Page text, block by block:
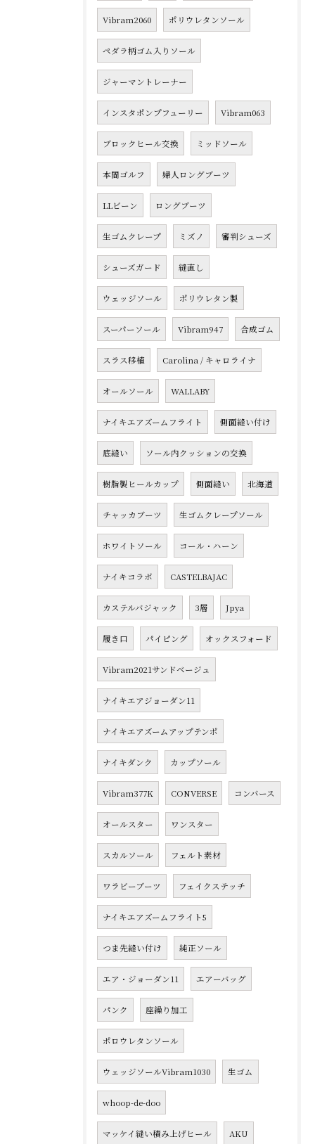
Vibram2060 ポリウレタンソール
ペダラ柄ゴム入りソール
ジャーマントレーナー
インスタポンプフューリー Vibram063
ブロックヒール交換 ミッドソール
本間ゴルフ 婦人ロングブーツ
LLビーン ロングブーツ
生ゴムクレープ ミズノ 審判シューズ
シューズガード 縫直し
ウェッジソール ポリウレタン製
スーパーソール Vibram947 合成ゴム
スラス移植 Carolina / キャロライナ
オールソール WALLABY
ナイキエアズームフライト 側面縫い付け
底縫い ソール内クッションの交換
樹脂製ヒールカップ 側面縫い 北海道
チャッカブーツ 生ゴムクレープソール
ホワイトソール コール・ハーン
ナイキコラボ CASTELBAJAC
カステルバジャック 3層 Jpya
履き口 パイピング オックスフォード
Vibram2021サンドベージュ
ナイキエアジョーダン11
ナイキエアズームアップテンポ
ナイキダンク カップソール
Vibram377K CONVERSE コンバース
オールスター ワンスター
スカルソール フェルト素材
ワラビーブーツ フェイクステッチ
ナイキエアズームフライト5
つま先縫い付け 純正ソール
エア・ジョーダン11 エアーバッグ
パンク 座繰り加工
ポロウレタンソール
ウェッジソールVibram1030 生ゴム
whoop-de-doo
マッケイ縫い積み上げヒール AKU